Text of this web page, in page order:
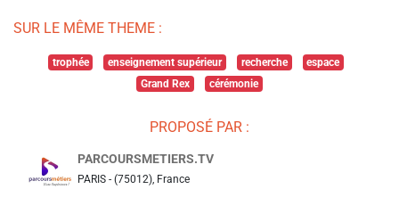
SUR LE MÊME THEME :
trophée enseignement supérieur recherche
espace
Grand Rex
cérémonie
PROPOSÉ PAR :
PARCOURSMETIERS.TV
PARIS - (75012), France